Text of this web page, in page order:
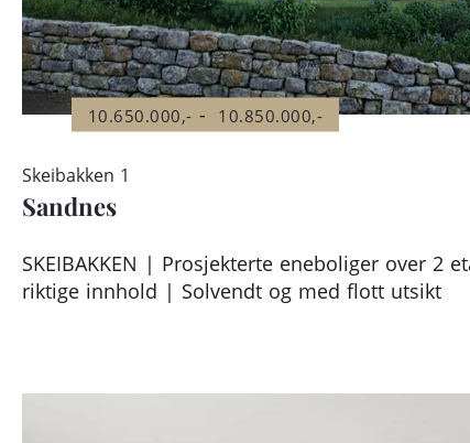
10.650.000,- - 10.850.000,-
Skeibakken 1
Sandnes
SKEIBAKKEN | Prosjekterte eneboliger over 2
riktige innhold | Solvendt og med flott utsikt